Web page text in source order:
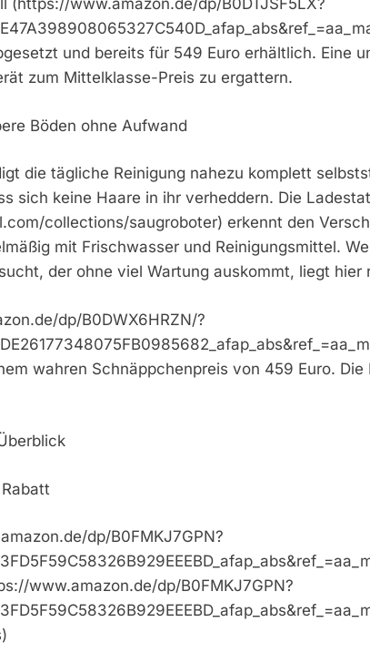
(https://www.amazon.de/dp/B0DTJSF5LX?
und bereits für 549 Euro erhältlich. Eine
zum Mittelklasse-Preis zu ergattern.
Böden ohne Aufwand
die tägliche Reinigung nahezu komplett
sich keine Haare in ihr verheddern. Die
collections/saugroboter) erkennt den
mit Frischwasser und Reinigungsmittel.
der ohne viel Wartung auskommt, liegt hier
dp/B0DWX6HRZN/?
wahren Schnäppchenpreis von 459 Euro. Die
dp/B0FMKJ7GPN?
www.amazon.de/dp/B0FMKJ7GPN?